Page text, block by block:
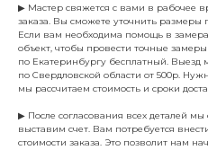
▶ Мастер свяжется с вами в рабочее
заказа. Вы сможете уточнить размеры
Если вам необходима помощь в
объект, чтобы провести точные
по Екатеринбургу бесплатный. Выезд
по Свердловской области от 500р.
мы рассчитаем стоимость и сроки
▶ После согласования всех деталей
выставим счет. Вам потребуется
стоимости заказа. Это позволит нам